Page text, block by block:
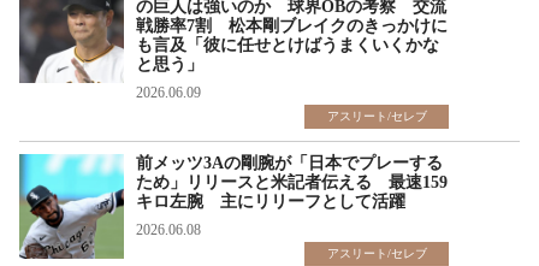
の巨人は強いのか 球界OBの考察 交流
戦勝率7割 松本剛ブレイクのきっかけに
も言及「彼に任せとけばうまくいくかな
と思う」
2026.06.09
アスリート/セレブ
前メッツ3Aの剛腕が「日本でプレーする
ため」リリースと米記者伝える 最速159
キロ左腕 主にリリーフとして活躍
2026.06.08
アスリート/セレブ